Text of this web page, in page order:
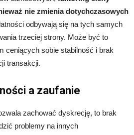
nie zmienia dotychczasowych
odbywają się na tych samych
trzeciej strony. Może być to
ceniących sobie stabilność i brak
transakcji.
a zaufanie
zachować dyskrecję, to brak
problemy na innych